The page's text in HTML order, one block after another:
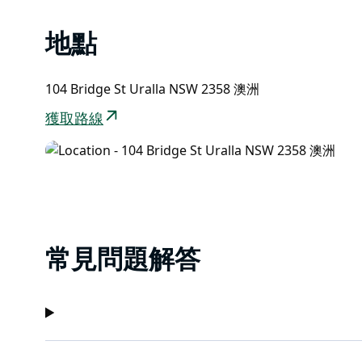
地點
104 Bridge St Uralla NSW 2358 澳洲
獲取路線
常見問題解答